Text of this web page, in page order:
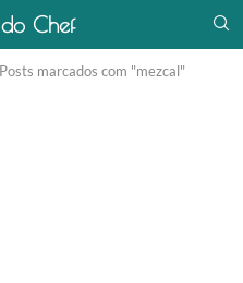
do Chef
Posts marcados com "mezcal"